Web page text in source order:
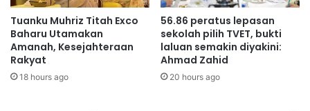
s
a
l
u
r
k
n
p
r
o
j
e
Tuanku Muhriz Titah Exco
Baharu Utamakan
Amanah, Kesejahteraan
Rakyat
18 hours ago
56.86 peratus lepasan
sekolah pilih TVET, bukti
laluan semakin diyakini:
Ahmad Zahid
20 hours ago